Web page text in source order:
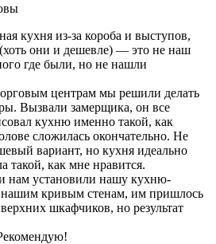
кухня из-за короба и выступов,
они и дешевле) — это не наш
где были, но не нашли
центрам мы решили делать
Вызвали замерщика, он все
кухню именно такой, как
сложилась окончательно. Не
вариант, но кухня идеально
такой, как мне нравится.
нам установили нашу кухню-
нашим кривым стенам, им пришлось
шкафчиков, но результат